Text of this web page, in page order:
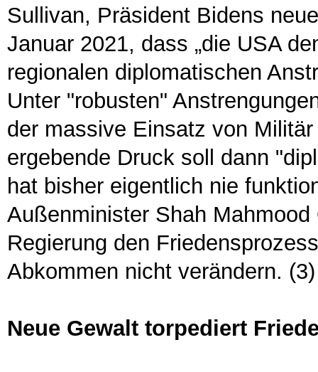
Sullivan, Präsident Bidens
Januar 2021, dass „die USA
regionalen diplomatischen
Unter "robusten"
der massive Einsatz von
ergebende Druck soll dann
hat bisher eigentlich nie
Außenminister Shah
Regierung den
Abkommen nicht verändern.
Neue Gewalt torpediert